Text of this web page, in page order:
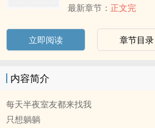
最新章节： 正文完
立即阅读 章节目录
内容简介
每天半夜室友都来找我
只想躺躺